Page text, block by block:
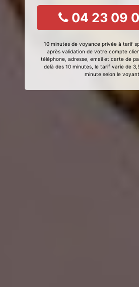
04 23 09
10 minutes de voyance privée à tarif
après validation de votre compte
téléphone, adresse, email et carte de
delà des 10 minutes, le tarif varie de
minute selon le